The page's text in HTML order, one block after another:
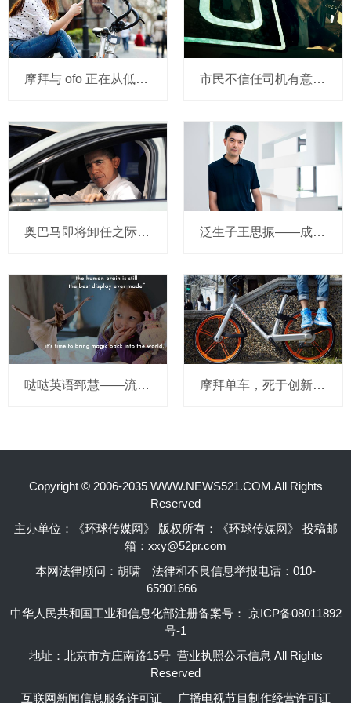
摩拜与 ofo 正在从低端出发颠覆滴滴？三家的机会与风险 市民不信任司机有意见，Uber的匹兹堡自动驾驶路试难度不小，路况也来捣乱
奥巴马即将卸任之际，要让无人驾驶汽车合法化？ 泛生子王思振——成立两年，融资数亿，基因检测如何帮助人类战胜癌症？
哒哒英语郅慧——流量这杯毒酒，你还喝吗？ 摩拜单车，死于创新的一百万种方式
Copyright © 2006-2035 WWW.NEWS521.COM.All Rights
Reserved
主办单位：《环球传媒网》 版权所有：《环球传媒网》 投稿邮
箱：xxy@52pr.com
本网法律顾问：胡啸
法律和不良信息举报电话：010-
65901666
中华人民共和国工业和信息化部注册备案号： 京ICP备08011892
号-1
地址：北京市方庄南路15号 营业执照公示信息 All Rights
Reserved
互联网新闻信息服务许可证
广播电视节目制作经营许可证